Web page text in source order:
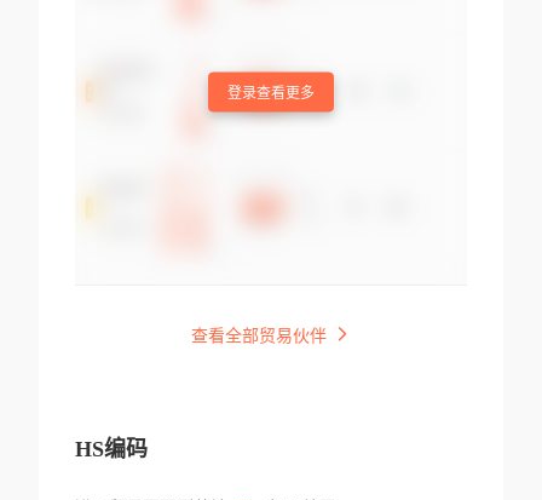
登录查看更多
查看全部贸易伙伴
HS编码